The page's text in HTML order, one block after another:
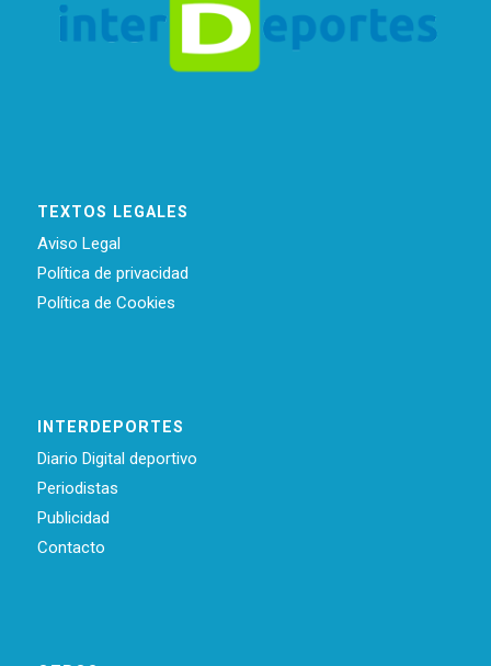
TEXTOS LEGALES
Aviso Legal
Política de privacidad
Política de Cookies
INTERDEPORTES
Diario Digital deportivo
Periodistas
Publicidad
Contacto